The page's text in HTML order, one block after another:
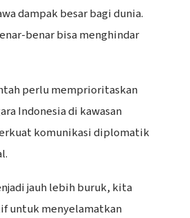
dampak besar bagi dunia.
benar bisa menghindar
perlu memprioritaskan
Indonesia di kawasan
komunikasi diplomatik
jauh lebih buruk, kita
untuk menyelamatkan